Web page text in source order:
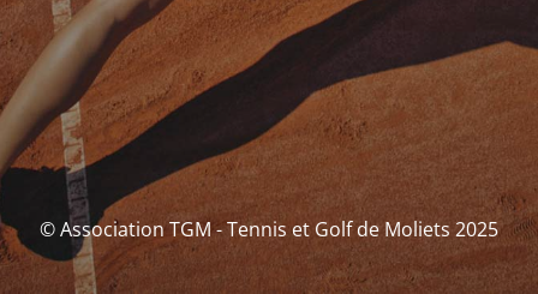
© Association TGM - Tennis et Golf de Moliets 2025